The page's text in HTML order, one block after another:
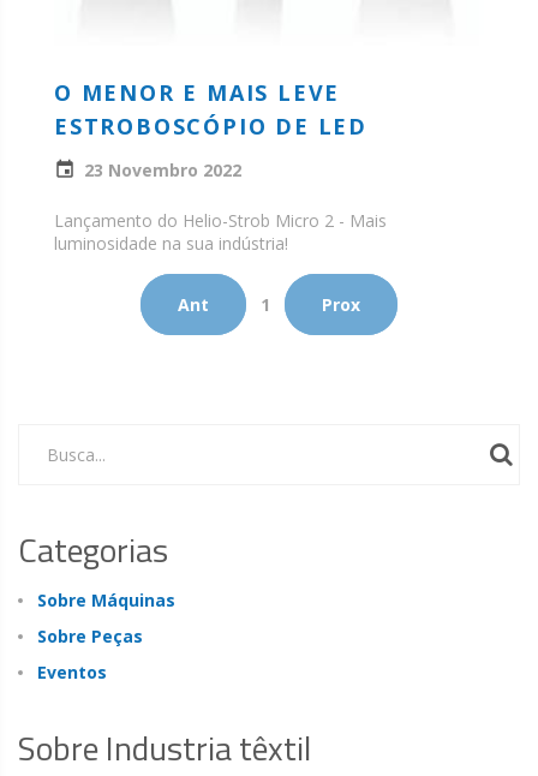
O MENOR E MAIS LEVE
ESTROBOSCÓPIO DE LED
23 Novembro 2022
Lançamento do Helio-Strob Micro 2 - Mais
luminosidade na sua indústria!
Ant 1 Prox
Busca...
Categorias
Sobre Máquinas
Sobre Peças
Eventos
Sobre Industria têxtil